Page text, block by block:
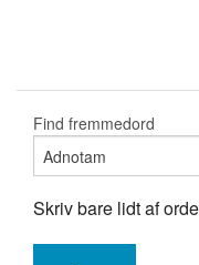
Find fremmedord
Skriv bare lidt af